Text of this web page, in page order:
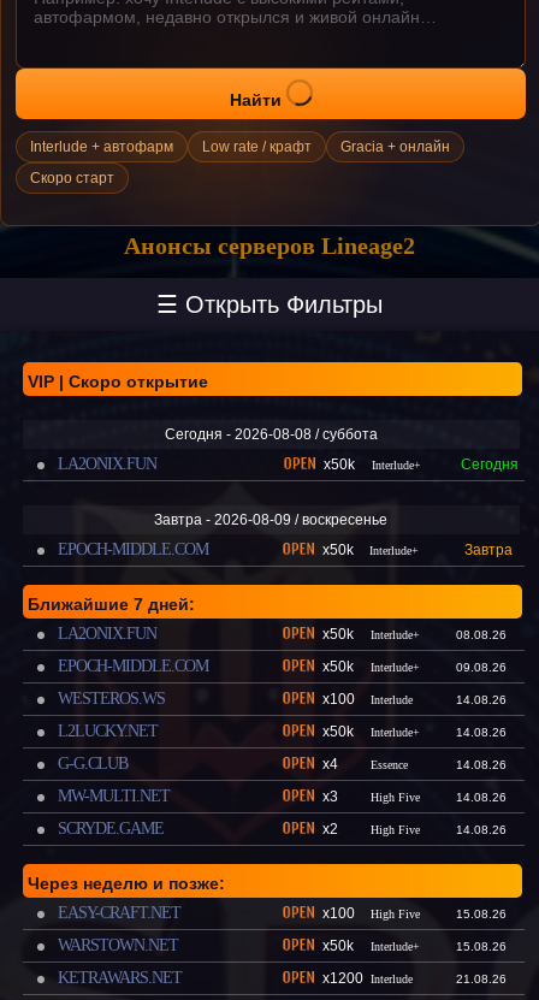
Найти
Interlude + автофарм Low rate / крафт
Gracia + онлайн
Скоро старт
Анонсы серверов Lineage2
☰ Открыть Фильтры
VIP | Скоро открытие
Сегодня - 2026-08-08 / суббота
LA2ONIX.FUN x50k Interlude+ Сегодня
Завтра - 2026-08-09 / воскресенье
EPOCH-MIDDLE.COM x50k Interlude+ Завтра
Ближайшие 7 дней:
LA2ONIX.FUN x50k Interlude+ 08.08.26
EPOCH-MIDDLE.COM x50k Interlude+ 09.08.26
WESTEROS.WS x100 Interlude 14.08.26
L2LUCKY.NET x50k Interlude+ 14.08.26
G-G.CLUB x4 Essence 14.08.26
MW-MULTI.NET x3 High Five 14.08.26
SCRYDE.GAME x2 High Five 14.08.26
Через неделю и позже:
EASY-CRAFT.NET x100 High Five 15.08.26
WARSTOWN.NET x50k Interlude+ 15.08.26
KETRAWARS.NET x1200 Interlude 21.08.26